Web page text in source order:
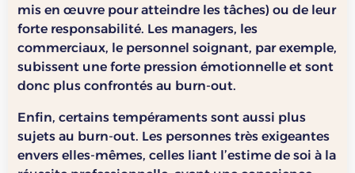
mis en œuvre pour atteindre les tâches) ou de leur
forte responsabilité. Les managers, les
commerciaux, le personnel soignant, par exemple,
subissent une forte pression émotionnelle et sont
donc plus confrontés au burn-out.
Enfin, certains tempéraments sont aussi plus
sujets au burn-out. Les personnes très exigeantes
envers elles-mêmes, celles liant l’estime de soi à la